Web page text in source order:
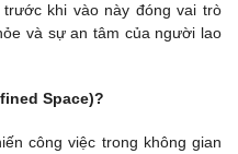
khi vào này đóng vai trò
và sự an tâm của người lao
Space)?
công việc trong không gian